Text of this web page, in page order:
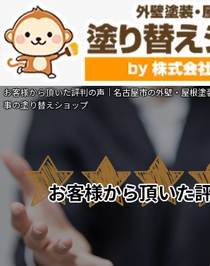
お客様から頂いた評判の声｜名古屋市の外壁・屋根塗
事の塗り替えショップ
お客様から頂いた